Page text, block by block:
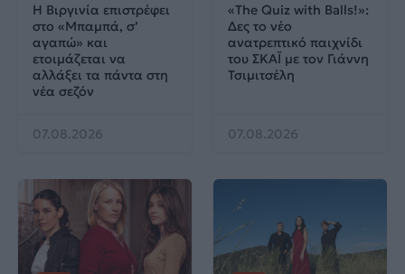
Η Βιργινία επιστρέφει
στο «Μπαμπά, σ’
αγαπώ» και
ετοιμάζεται να
αλλάξει τα πάντα στη
νέα σεζόν
07.08.2026
«The Quiz with Balls!»:
Δες το νέο
ανατρεπτικό παιχνίδι
του ΣΚΑΪ με τον Γιάννη
Τσιμιτσέλη
07.08.2026